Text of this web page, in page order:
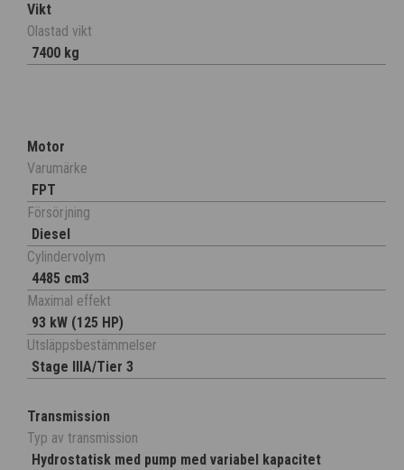
Vikt
Olastad vikt
7400 kg
Motor
Varumärke
FPT
Försörjning
Diesel
Cylindervolym
4485 cm3
Maximal effekt
93 kW (125 HP)
Utsläppsbestämmelser
Stage IIIA/Tier 3
Transmission
Typ av transmission
Hydrostatisk med pump med variabel kapacitet